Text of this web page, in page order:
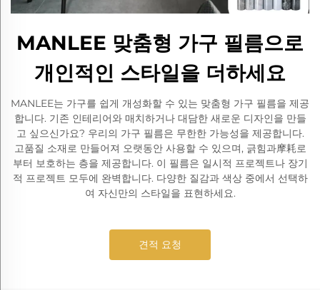
MANLEE 맞춤형 가구 필름으로
개인적인 스타일을 더하세요
MANLEE는 가구를 쉽게 개성화할 수 있는 맞춤형 가구 필름을 제공
합니다. 기존 인테리어와 매치하거나 대담한 새로운 디자인을 만들
고 싶으신가요? 우리의 가구 필름은 무한한 가능성을 제공합니다.
고품질 소재로 만들어져 오랫동안 사용할 수 있으며, 긁힘과摩耗로
부터 보호하는 층을 제공합니다. 이 필름은 일시적 프로젝트나 장기
적 프로젝트 모두에 완벽합니다. 다양한 질감과 색상 중에서 선택하
여 자신만의 스타일을 표현하세요.
견적 요청